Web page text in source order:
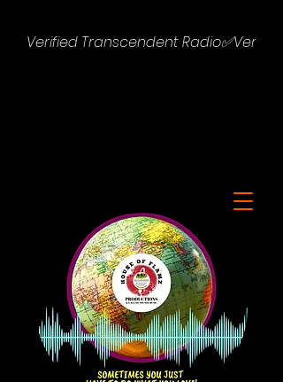
Verified Transcendent Radio✅